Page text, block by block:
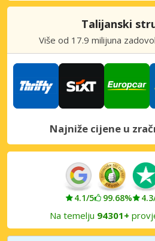
Talijanski
Više od 17.9 milijuna
Najniže cijene u
4.1/5 99.68%
Na temelju 94301+